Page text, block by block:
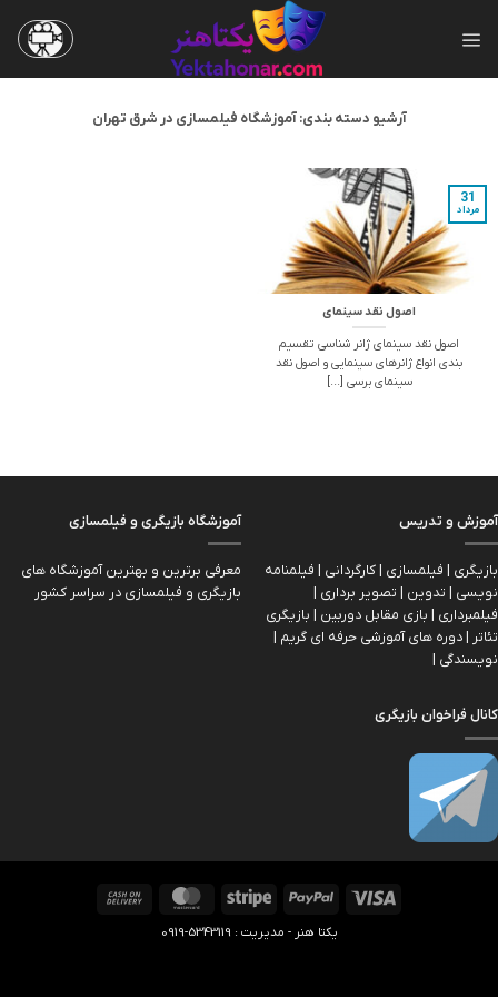
آرشیو دسته بندی:آموزشگاه فیلمسازی در شرق تهران
اصول نقد سینمای
اصول نقد سینمای ژانر شناسی تقسیم
بندی انواع ژانرهای سینمایی و اصول نقد
سینمای برسی [...]
31
مرداد
آموزش و تدریس
بازیگری | فیلمسازی | کارگردانی | فیلمنامه
نویسی | تدوین | تصویر برداری |
فیلمبرداری | بازی مقابل دوربین | بازیگري
تئاتر | دوره های آموزشی حرفه ای گریم |
نویسندگی |
آموزشگاه بازیگری و فیلمسازی
معرفی برترین و بهترین آموزشگاه های
بازیگری و فیلمسازی در سراسر کشور
کانال فراخوان بازیگری
Visa
PayPal
Stripe
MasterCard
یکتا هنر - مدیریت : 5343119-0919